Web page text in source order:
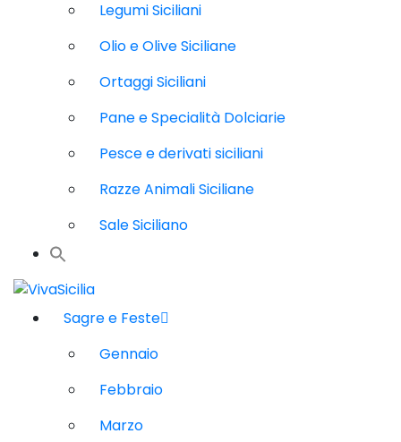
Legumi Siciliani
Olio e Olive Siciliane
Ortaggi Siciliani
Pane e Specialità Dolciarie
Pesce e derivati siciliani
Razze Animali Siciliane
Sale Siciliano
Sagre e Feste
Gennaio
Febbraio
Marzo